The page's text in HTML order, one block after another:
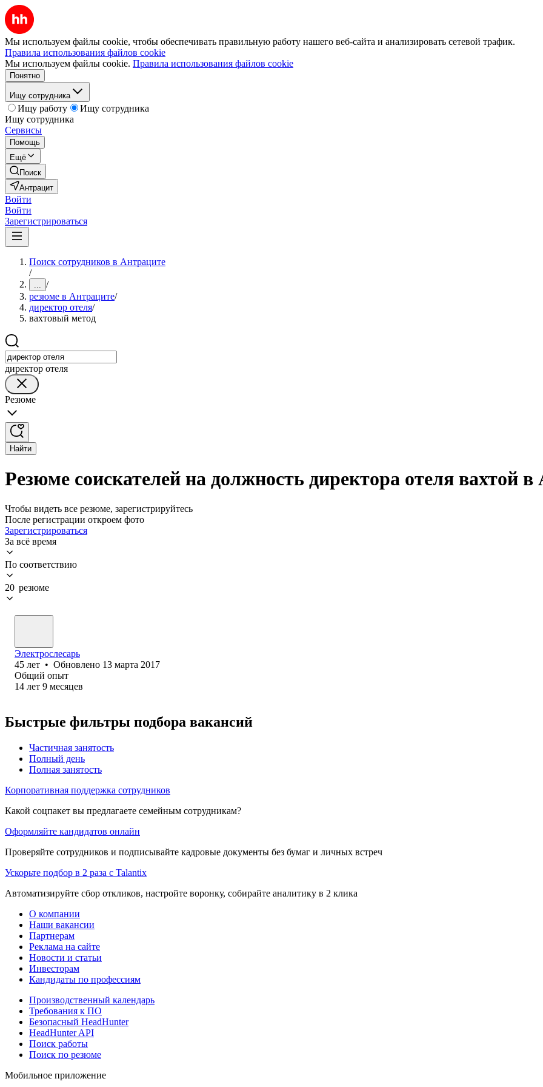
Мы используем файлы cookie, чтобы обеспечивать правильную работу нашего веб-сайта и анализировать сетевой трафик.
Правила использования файлов cookie
Мы используем файлы cookie. Правила использования файлов cookie
Понятно
Ищу сотрудника
Ищу работу
Ищу сотрудника
Ищу сотрудника
Сервисы
Помощь
Ещё
Поиск
Антрацит
Войти
Войти
Зарегистрироваться
Поиск сотрудников в Антраците
/
... /
резюме в Антраците/
директор отеля/
вахтовый метод
директор отеля
Резюме
Найти
Резюме соискателей на должность директора отеля вахтой
Чтобы видеть все резюме, зарегистрируйтесь
После регистрации откроем фото
Зарегистрироваться
За всё время
По соответствию
20 резюме
Электрослесарь
45 лет • Обновлено 13 марта 2017
Общий опыт
14 лет 9 месяцев
Быстрые фильтры подбора вакансий
Частичная занятость
Полный день
Полная занятость
Корпоративная поддержка сотрудников
Какой соцпакет вы предлагаете семейным сотрудникам?
Оформляйте кандидатов онлайн
Проверяйте сотрудников и подписывайте кадровые документы без бумаг и личных встреч
Ускорьте подбор в 2 раза с Talantix
Автоматизируйте сбор откликов, настройте воронку, собирайте аналитику в 2 клика
О компании
Наши вакансии
Партнерам
Реклама на сайте
Новости и статьи
Инвесторам
Кандидаты по профессиям
Производственный календарь
Требования к ПО
Безопасный HeadHunter
HeadHunter API
Поиск работы
Поиск по резюме
Мобильное приложение